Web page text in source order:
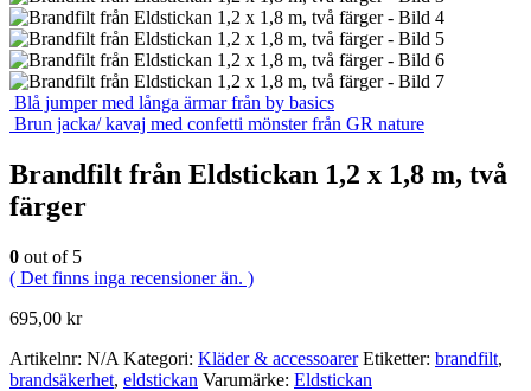
Blå jumper med långa ärmar från by basics
Brun jacka/ kavaj med confetti mönster från GR nature
Brandfilt från Eldstickan 1,2 x 1,8 m, två
färger
0 out of 5
( Det finns inga recensioner än. )
695,00 kr
Artikelnr: N/A Kategori: Kläder & accessoarer Etiketter: brandfilt,
brandsäkerhet, eldstickan Varumärke: Eldstickan